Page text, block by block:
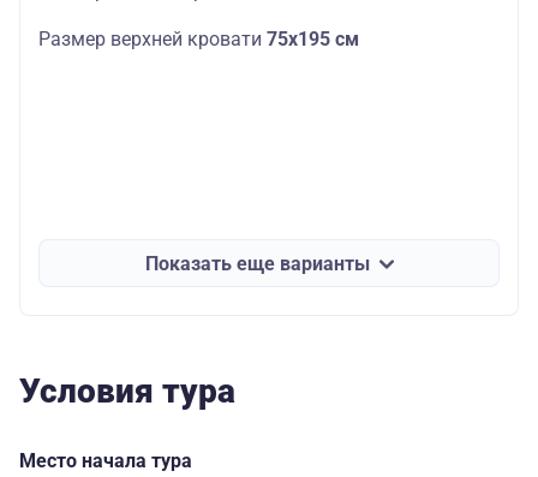
Размер верхней кровати 75х195 см
Показать еще варианты
Условия тура
Место начала тура